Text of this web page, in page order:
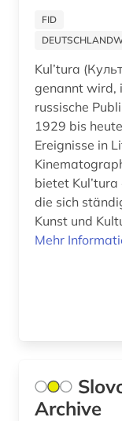
FID
Kul’tura
genannt wird,
russische
1929 bis
Ereignisse in
bietet
die sich
Kunst und
Mehr
Archive